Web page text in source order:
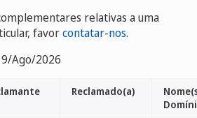
relativas a uma
favorcontatar-nos.
Ago/2026
Reclamado(a)